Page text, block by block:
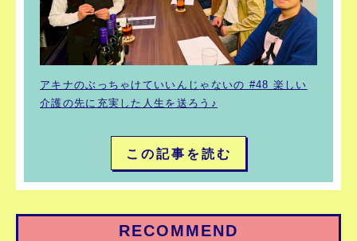
アキナのぶっちゃけていいんじゃないの #48 楽しい
介護の先に充実した人生を送ろう♪
この記事を読む
RECOMMEND